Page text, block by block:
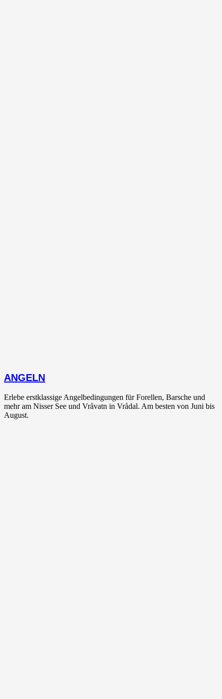
ANGELN
Erlebe erstklassige Angelbedingungen für Forellen, Barsche und
mehr am Nisser See und Vråvatn in Vrådal. Am besten von Juni bis
August.